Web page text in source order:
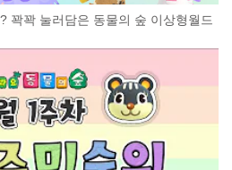
꽉꽉 눌러담은 동물의 숲 이상형월드